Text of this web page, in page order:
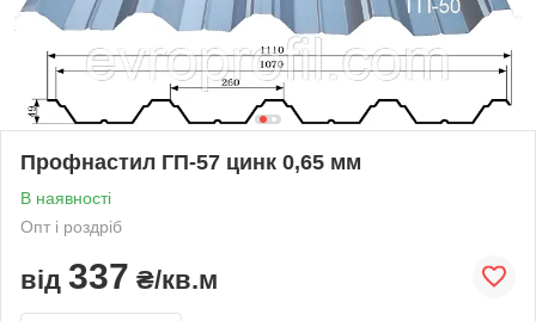
Профнастил ГП-57 цинк 0,65 мм
В наявності
Опт і роздріб
від 337 ₴/кв.м